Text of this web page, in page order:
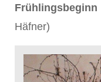
Frühlingsbeginn
Häfner)